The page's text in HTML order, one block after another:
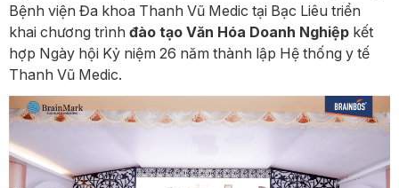
Bệnh viện Đa khoa Thanh Vũ Medic tại Bạc Liêu triển
khai chương trình đào tạo Văn Hóa Doanh Nghiệp kết
hợp Ngày hội Kỷ niệm 26 năm thành lập Hệ thống y tế
Thanh Vũ Medic.